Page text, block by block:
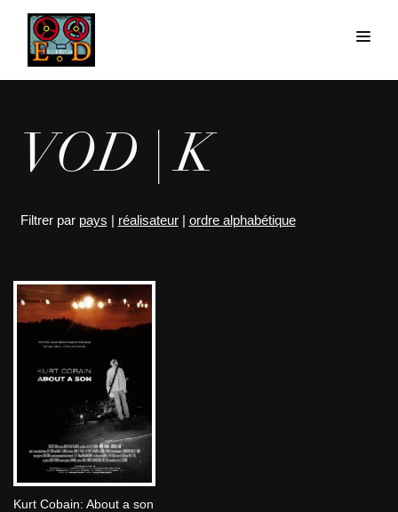
VOD | K
Filtrer par pays | réalisateur| ordre alphabétique
Kurt Cobain: About a son